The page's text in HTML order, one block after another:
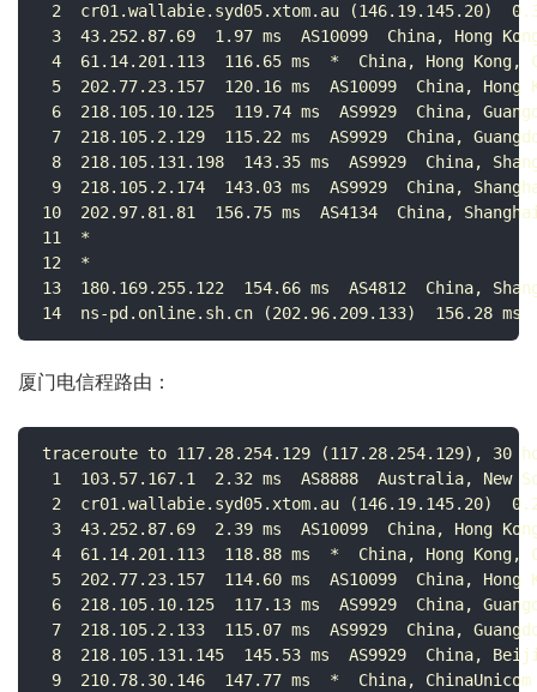
2  cr01.wallabie.syd05.xtom.au (146.19.145.20)
3  43.252.87.69  1.97 ms  AS10099  China, Hong
4  61.14.201.113  116.65 ms  *  China, Hong Kong,
5  202.77.23.157  120.16 ms  AS10099  China, Hong
6  218.105.10.125  119.74 ms  AS9929  China,
7  218.105.2.129  115.22 ms  AS9929  China,
8  218.105.131.198  143.35 ms  AS9929  China,
9  218.105.2.174  143.03 ms  AS9929  China,
10  202.97.81.81  156.75 ms  AS4134  China,
11  *
12  *
13  180.169.255.122  154.66 ms  AS4812  China,
14  ns-pd.online.sh.cn (202.96.209.133)  156.28 ms
厦门电信程路由：
traceroute to 117.28.254.129 (117.28.254.129), 30
1  103.57.167.1  2.32 ms  AS8888  Australia, New
2  cr01.wallabie.syd05.xtom.au (146.19.145.20)
3  43.252.87.69  2.39 ms  AS10099  China, Hong
4  61.14.201.113  118.88 ms  *  China, Hong Kong,
5  202.77.23.157  114.60 ms  AS10099  China, Hong
6  218.105.10.125  117.13 ms  AS9929  China,
7  218.105.2.133  115.07 ms  AS9929  China,
8  218.105.131.145  145.53 ms  AS9929  China,
9  210.78.30.146  147.77 ms  *  China, ChinaUnicom